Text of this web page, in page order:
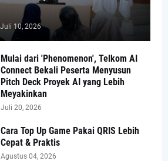
Juli 10, 2026
Mulai dari 'Phenomenon', Telkom AI
Connect Bekali Peserta Menyusun
Pitch Deck Proyek AI yang Lebih
Meyakinkan
Juli 20, 2026
Cara Top Up Game Pakai QRIS Lebih
Cepat & Praktis
Agustus 04, 2026